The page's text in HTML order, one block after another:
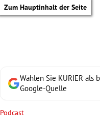
Zum Hauptinhalt der Seite
Wählen Sie KURIER als
Google-Quelle
Podcast